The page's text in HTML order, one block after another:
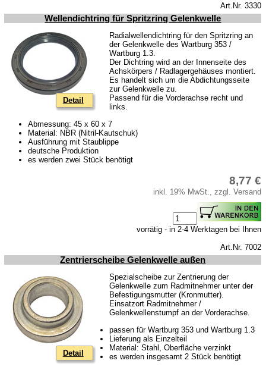
Art.Nr. 3330
Wellendichtring für Spritzring Gelenkwelle
Detail
Radialwellendichtring für den Spritzring an
der Gelenkwelle des Wartburg 353 /
Wartburg 1.3.
Der Dichtring wird an der Innenseite des
Achskörpers / Radlagergehäuses montiert.
Es handelt sich um die Abdichtungsseite
zur Gelenkwelle zu.
Passend für die Vorderachse recht und
links.
Abmessung: 45 x 60 x 7
Material: NBR (Nitril-Kautschuk)
Ausführung mit Staublippe
deutsche Produktion
es werden zwei Stück benötigt
8,77 €
inkl. 19% MwSt., zzgl. Versand
vorrätig - in 2-4 Werktagen bei Ihnen
Art.Nr. 7002
Zentrierscheibe Gelenkwelle außen
Detail
Spezialscheibe zur Zentrierung der
Gelenkwelle zum Radmitnehmer unter der
Befestigungsmutter (Kronmutter).
Einsatzort Radmitnehmer /
Gelenkwellenstumpf an der Vorderachse.
passen für Wartburg 353 und Wartburg 1.3
Lieferung als Einzelteil
Material: Stahl, Oberfläche verzinkt
es werden insgesamt 2 Stück benötigt